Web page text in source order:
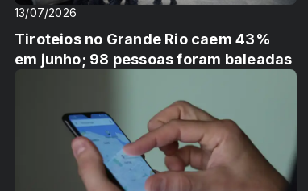
13/07/2026
Tiroteios no Grande Rio caem 43%
em junho; 98 pessoas foram baleadas